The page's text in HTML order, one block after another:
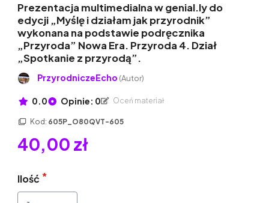
Prezentacja multimedialna w genial.ly do
edycji „Myślę i działam jak przyrodnik”
wykonana na podstawie podręcznika
„Przyroda” Nowa Era. Przyroda 4. Dział
„Spotkanie z przyrodą”.
PrzyrodniczeEcho (Autor)
0.0 Opinie: 0 Oceń materiał
Kod: 605P_O80QVT-605
40,00 zł
Ilość